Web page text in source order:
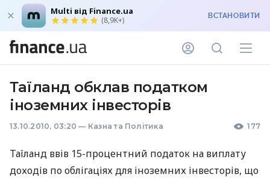
Multi від Finance.ua
(8,9K+) ВСТАНОВИТИ
Таїланд обклав податком
іноземних інвесторів
13.10.2010, 03:20 — Казна та Політика 177
Таїланд ввів 15-процентний податок на виплату
доходів по облігаціях для іноземних інвесторів, що